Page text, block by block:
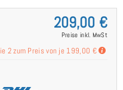
209,00 €
Preise inkl. MwSt
2 zum Preis von je 199,00 €